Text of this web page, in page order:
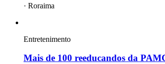
· Roraima
Entretenimento
Mais de 100 reeducandos da